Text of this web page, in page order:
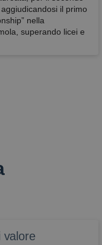
il primo
nella
superando licei e
valore